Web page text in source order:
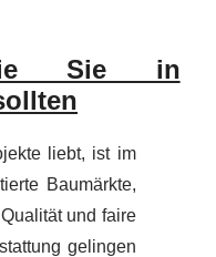
die Sie in
liebt, ist im
Baumärkte,
und faire
gelingen